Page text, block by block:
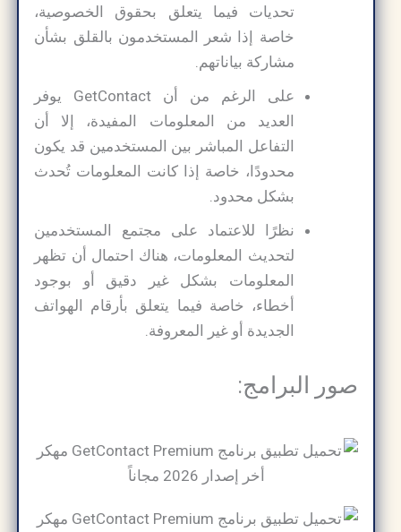
تحديات فيما يتعلق بحقوق الخصوصية،
خاصة إذا شعر المستخدمون بالقلق بشأن
مشاركة بياناتهم.
على الرغم من أن GetContact يوفر
العديد من المعلومات المفيدة، إلا أن
التفاعل المباشر بين المستخدمين قد يكون
محدودًا، خاصة إذا كانت المعلومات تُحدث
بشكل محدود.
نظرًا للاعتماد على مجتمع المستخدمين
لتحديث المعلومات، هناك احتمال أن تظهر
المعلومات بشكل غير دقيق أو بوجود
أخطاء، خاصة فيما يتعلق بأرقام الهواتف
الجديدة أو غير المعروفة.
صور البرامج: